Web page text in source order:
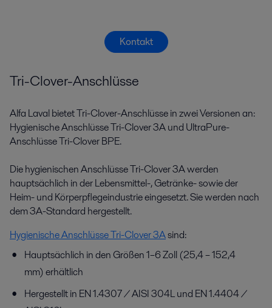
Kontakt
Tri-Clover-Anschlüsse
Alfa Laval bietet Tri-Clover-Anschlüsse in zwei Versionen an:
Hygienische Anschlüsse Tri-Clover 3A und UltraPure-
Anschlüsse Tri-Clover BPE.
Die hygienischen Anschlüsse Tri-Clover 3A werden
hauptsächlich in der Lebensmittel-, Getränke- sowie der
Heim- und Körperpflegeindustrie eingesetzt. Sie werden nach
dem 3A-Standard hergestellt.
Hygienische Anschlüsse Tri-Clover 3Asind:
Hauptsächlich in den Größen 1–6 Zoll (25,4 – 152,4
mm) erhältlich
Hergestellt in EN 1.4307 / AISI 304L und EN 1.4404 /